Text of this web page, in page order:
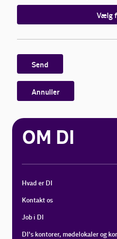
Vælg
Send
Annuller
OM DI
Hvad er DI
Kontakt os
Job i DI
DI's kontorer, mødelokaler og